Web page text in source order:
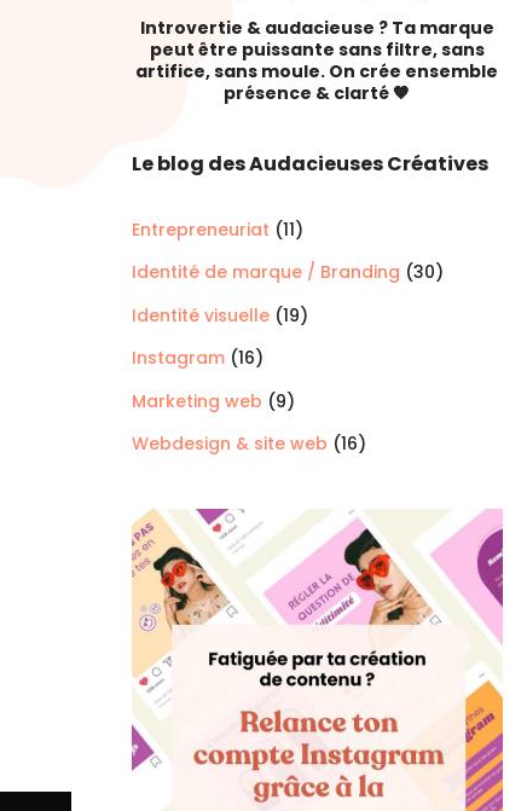
Introvertie & audacieuse ? Ta marque
peut être puissante sans filtre, sans
artifice, sans moule. On crée ensemble
présence & clarté 🧡
Le blog des Audacieuses Créatives
Entrepreneuriat (11)
Identité de marque / Branding (30)
Identité visuelle(19)
Instagram(16)
Marketing web (9)
Webdesign & site web (16)